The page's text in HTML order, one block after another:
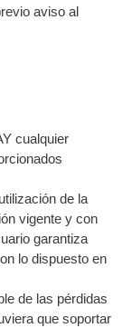
aviso al
cualquier
de la
vigente y con
garantiza
lo dispuesto en
de las pérdidas
que soportar